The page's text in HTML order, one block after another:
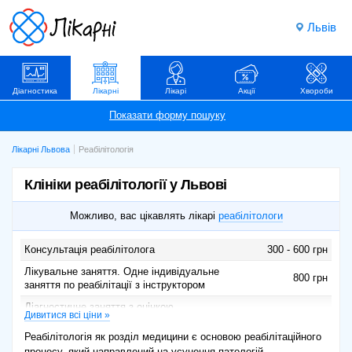
Львів
Діагностика Лікарні Лікарі Акції Хвороби
Лікарні Львова Реабілітологія
Клініки реабілітології у Львові
Можливо, вас цікавлять лікарі реабілітологи
Консультація реабілітолога
300 - 600 грн
Лікувальне заняття. Одне індивідуальне
заняття по реабілітації з інструктором
800 грн
Діагностичне заняття з оцінкою
функціонального стану опорно-рухового
апарату
Дивитися всі ціни »
Реабілітологія як розділ медицини є основою реабілітаційного